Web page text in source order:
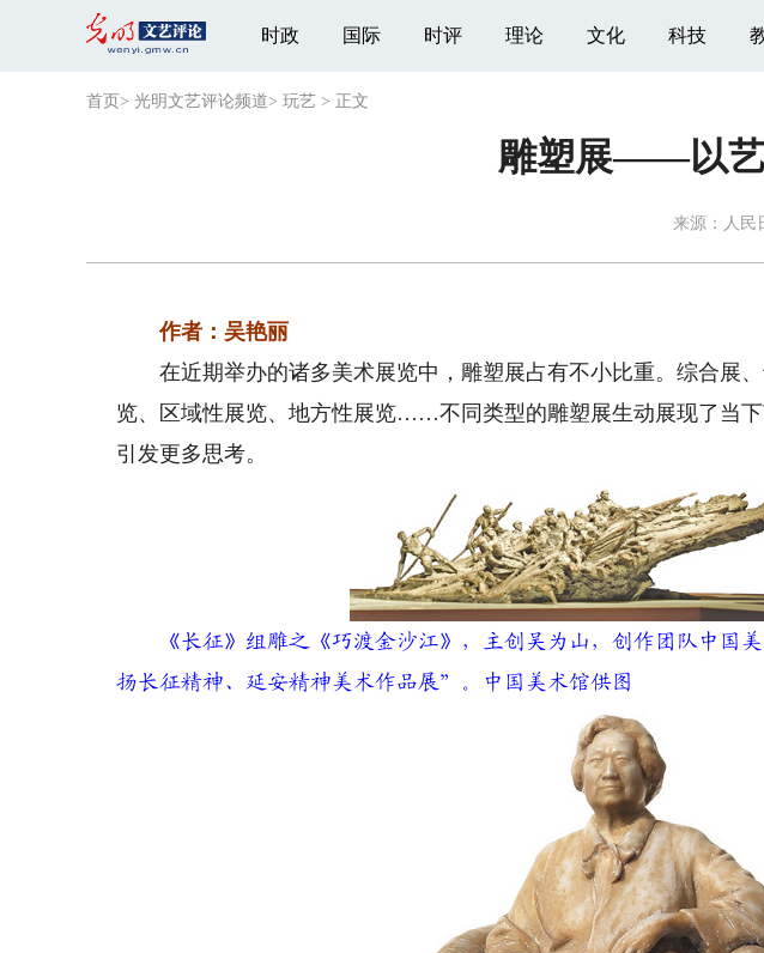
时政 国际 时评 理论 文化 科技
首页 > 光明文艺评论频道> 玩艺 > 正文
雕塑展——以艺
来源： 人民
作者：吴艳丽
在近期举办的诸多美术展览中，雕塑展占有不小比重。综合展、
览、区域性展览、地方性展览……不同类型的雕塑展生动展现了当
引发更多思考。
《长征》组雕之《巧渡金沙江》，主创吴为山，创作团队中国
扬长征精神、延安精神美术作品展”。中国美术馆供图